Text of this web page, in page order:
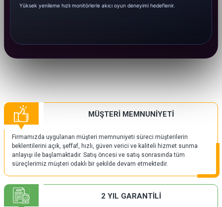
Yüksek yenileme hızlı monitörlerle akıcı oyun deneyimi hedeflenir.
MÜŞTERİ MEMNUNİYETİ
Firmamızda uygulanan müşteri memnuniyeti süreci müşterilerin
beklentilerini açık, şeffaf, hızlı, güven verici ve kaliteli hizmet sunma
anlayışı ile başlamaktadır. Satış öncesi ve satış sonrasında tüm
süreçlerimiz müşteri odaklı bir şekilde devam etmektedir.
2 YIL GARANTİLİ